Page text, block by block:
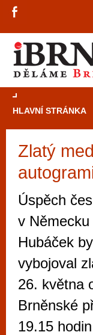
HLAVNÍ STRÁNKA
Zlatý
Úspěch
v
Hubáček
vybojoval
26. května
Brněnské
19.15
Mimo jiné je
vyzkoušet
metropoli
po moderní
příležitostné